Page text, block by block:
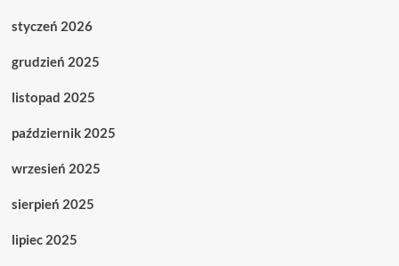
styczeń 2026
grudzień 2025
listopad 2025
październik 2025
wrzesień 2025
sierpień 2025
lipiec 2025